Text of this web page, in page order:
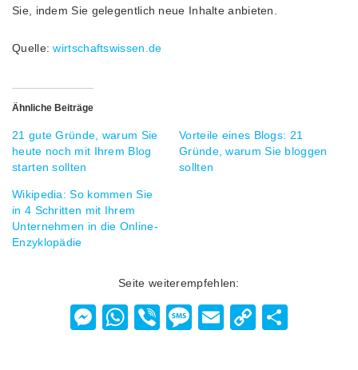
Sie, indem Sie gelegentlich neue Inhalte anbieten.
Quelle:wirtschaftswissen.de
Ähnliche Beiträge
21 gute Gründe, warum Sie
heute noch mit Ihrem Blog
starten sollten
Vorteile eines Blogs: 21
Gründe, warum Sie bloggen
sollten
Wikipedia: So kommen Sie
in 4 Schritten mit Ihrem
Unternehmen in die Online-
Enzyklopädie
Seite weiterempfehlen:
Messenger
WhatsApp
ViberMessage
Email
Copy